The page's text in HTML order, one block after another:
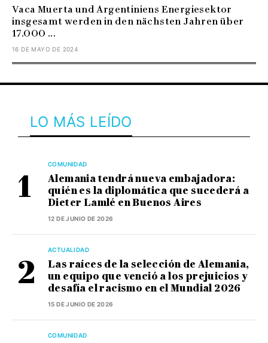
Vaca Muerta und Argentiniens Energiesektor
insgesamt werden in den nächsten Jahren über
17.000 ...
16 DE MAYO DE 2024
LO MÁS LEÍDO
COMUNIDAD
Alemania tendrá nueva embajadora:
quién es la diplomática que sucederá a
Dieter Lamlé en Buenos Aires
12 DE JUNIO DE 2026
ACTUALIDAD
Las raíces de la selección de Alemania,
un equipo que venció a los prejuicios y
desafía el racismo en el Mundial 2026
15 DE JUNIO DE 2026
COMUNIDAD